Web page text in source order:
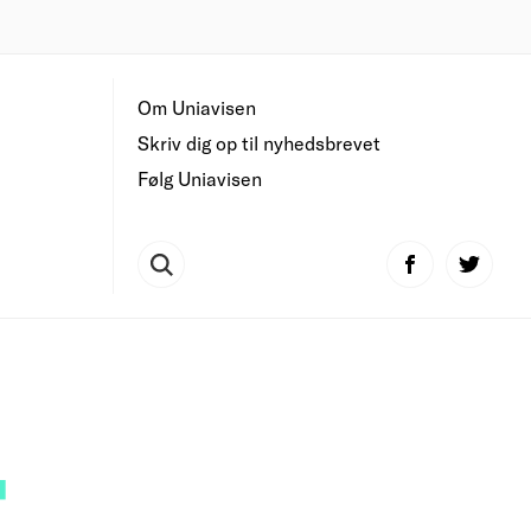
Om Uniavisen
Skriv dig op til nyhedsbrevet
Følg Uniavisen